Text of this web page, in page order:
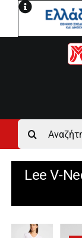
Μετάβαση
Αρχική
Ανδρικά
Αναζήτηση
για:
Lee V-